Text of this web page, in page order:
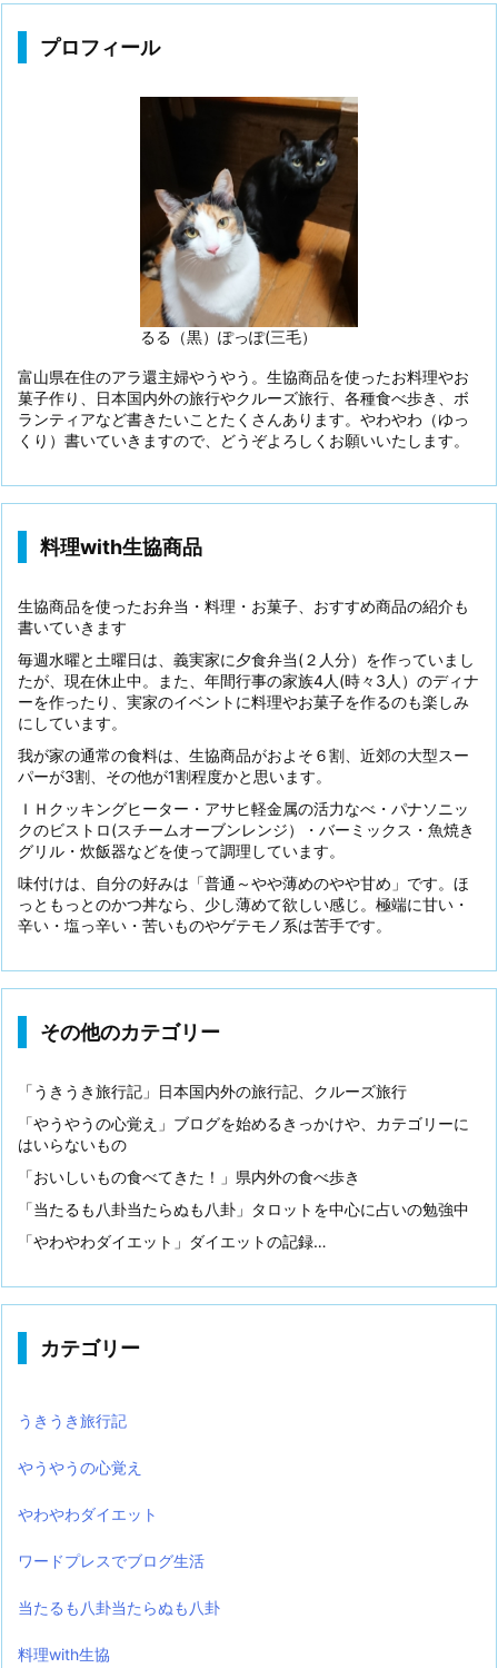
プロフィール
るる（黒）ぽっぽ(三毛）
富山県在住のアラ還主婦やうやう。生協商品を使ったお料理やお
菓子作り、日本国内外の旅行やクルーズ旅行、各種食べ歩き、ボ
ランティアなど書きたいことたくさんあります。やわやわ（ゆっ
くり）書いていきますので、どうぞよろしくお願いいたします。
料理with生協商品
生協商品を使ったお弁当・料理・お菓子、おすすめ商品の紹介も
書いていきます
毎週水曜と土曜日は、義実家に夕食弁当(２人分）を作っていまし
たが、現在休止中。また、年間行事の家族4人(時々3人）のディナ
ーを作ったり、実家のイベントに料理やお菓子を作るのも楽しみ
にしています。
我が家の通常の食料は、生協商品がおよそ６割、近郊の大型スー
パーが3割、その他が1割程度かと思います。
ＩＨクッキングヒーター・アサヒ軽金属の活力なべ・パナソニッ
クのビストロ(スチームオーブンレンジ）・バーミックス・魚焼き
グリル・炊飯器などを使って調理しています。
味付けは、自分の好みは「普通～やや薄めのやや甘め」です。ほ
っともっとのかつ丼なら、少し薄めて欲しい感じ。極端に甘い・
辛い・塩っ辛い・苦いものやゲテモノ系は苦手です。
その他のカテゴリー
「うきうき旅行記」日本国内外の旅行記、クルーズ旅行
「やうやうの心覚え」ブログを始めるきっかけや、カテゴリーに
はいらないもの
「おいしいもの食べてきた！」県内外の食べ歩き
「当たるも八卦当たらぬも八卦」タロットを中心に占いの勉強中
「やわやわダイエット」ダイエットの記録…
カテゴリー
うきうき旅行記
やうやうの心覚え
やわやわダイエット
ワードプレスでブログ生活
当たるも八卦当たらぬも八卦
料理with生協